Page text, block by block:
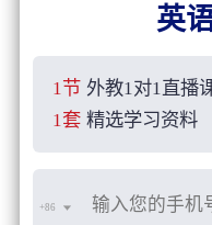
英
1节 外教1对1直播
1套 精选学习资料
+86